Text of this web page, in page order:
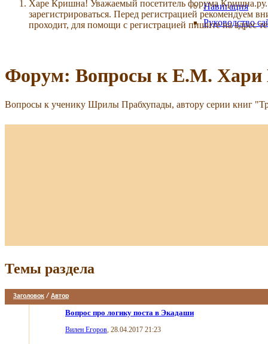
Навигация
Руководство
Харе Кришна! Уважаемый посетитель форума Кришна.ру.
зарегистрироваться. Перед регистрацией
проходит, для помощи с регистрацией пишите на адрес
Форум: Вопросы к Е.М. Хари
Вопросы к ученику Шрилы Прабхупады, автору серии книг
Темы раздела
Заголовок / Автор
Вопрос про логику поста в Экадаши
Вилен Егоров, 28.04.2017 21:23